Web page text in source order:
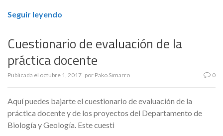
Seguir leyendo
Cuestionario de evaluación de la
práctica docente
Publicada el octubre 1, 2017 por Pako Simarro 0
Aquí puedes bajarte el cuestionario de evaluación de la
práctica docente y de los proyectos del Departamento de
Biología y Geología. Este cuesti